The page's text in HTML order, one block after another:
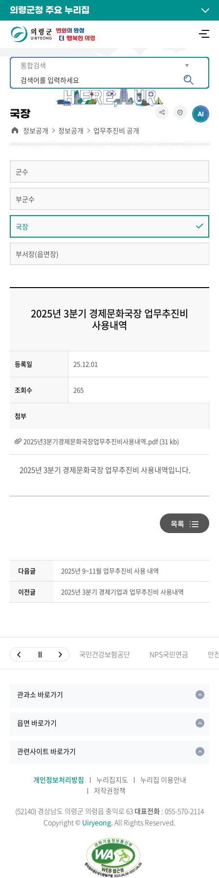
의령군청 주요 누리집
국장
정보공개 정보공개 업무추진비 공개
군수
부군수
국장
부서장(읍면장)
2025년 3분기 경제문화국장 업무추진비
사용내역
등록일 25.12.01
조회수 265
첨부
2025년3분기경제문화국장업무추진비사용내역.pdf (31 kb)
2025년 3분기 경제문화국장 업무추진비 사용내역입니다.
다음글 2025년 9~11월 업무추진비 사용 내역
이전글 2025년 3분기 경제기업과 업무추진비 사용내역
국민건강보험공단 NPS국민연금 안
관과소 바로가기
읍면 바로가기
관련사이트 바로가기
개인정보처리방침 누리집지도
누리집 이용안내
저작권정책
(52140) 경상남도 의령군 의령읍 충익로 63 대표전화 : 055-570-2114
Copyright © Uiryeong. All Rights Reserved.